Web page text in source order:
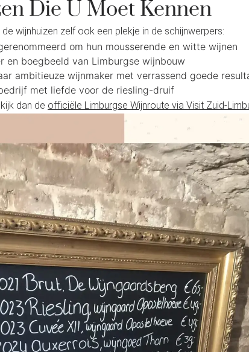
Die U Moet Kennen
wijnhuizen zelf ook een plekje in de schijnwerpers:
om hun mousserende en witte wijnen
en boegbeeld van Limburgse wijnbouw
ambitieuze wijnmaker met verrassend goede
met liefde voor de riesling-druif
dan de officiële Limburgse Wijnroute via Visit Zuid-